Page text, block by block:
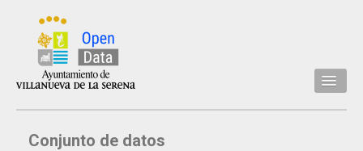
Inicio
Datos
Conjunto de datos